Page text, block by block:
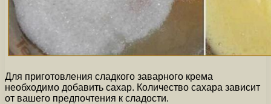
Для приготовления сладкого заварного крема
необходимо добавить сахар. Количество сахара зависит
от вашего предпочтения к сладости.